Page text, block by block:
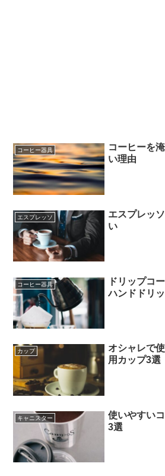
コーヒー器具
コーヒーを
い理由
エスプレッソ
エスプレッ
い
コーヒー器具
ドリップコ
ハンドドリ
カップ
オシャレで
用カップ3選
キャニスター
使いやすい
3選